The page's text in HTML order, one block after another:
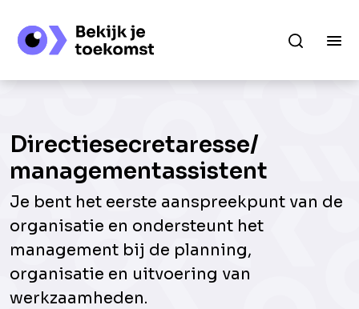
Directiesecretaresse/
managementassistent
Je bent het eerste aanspreekpunt van de
organisatie en ondersteunt het
management bij de planning,
organisatie en uitvoering van
werkzaamheden.